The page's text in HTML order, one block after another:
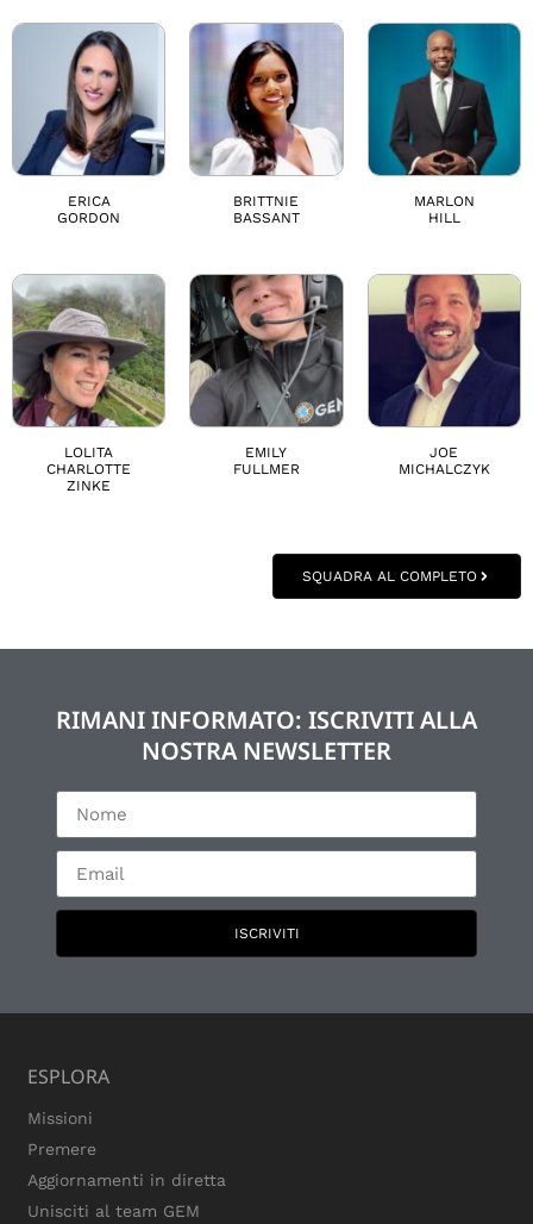
ERICA
GORDON
BRITTNIE
BASSANT
MARLON
HILL
LOLITA
CHARLOTTE
ZINKE
EMILY
FULLMER
JOE
MICHALCZYK
SQUADRA AL COMPLETO
RIMANI INFORMATO: ISCRIVITI ALLA
NOSTRA NEWSLETTER
ISCRIVITI
ESPLORA
Missioni
Premere
Aggiornamenti in diretta
Unisciti al team GEM